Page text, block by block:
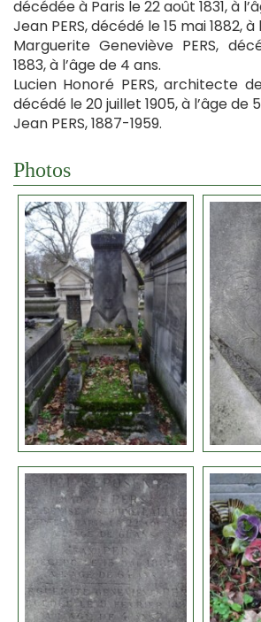
décédée à Paris le 22 août 1831, à
Jean PERS, décédé le 15 mai 1882,
Marguerite Geneviève PERS,
1883, à l’âge de 4 ans.
Lucien Honoré PERS, architecte
décédé le 20 juillet 1905, à l’âge de
Jean PERS, 1887-1959.
Photos